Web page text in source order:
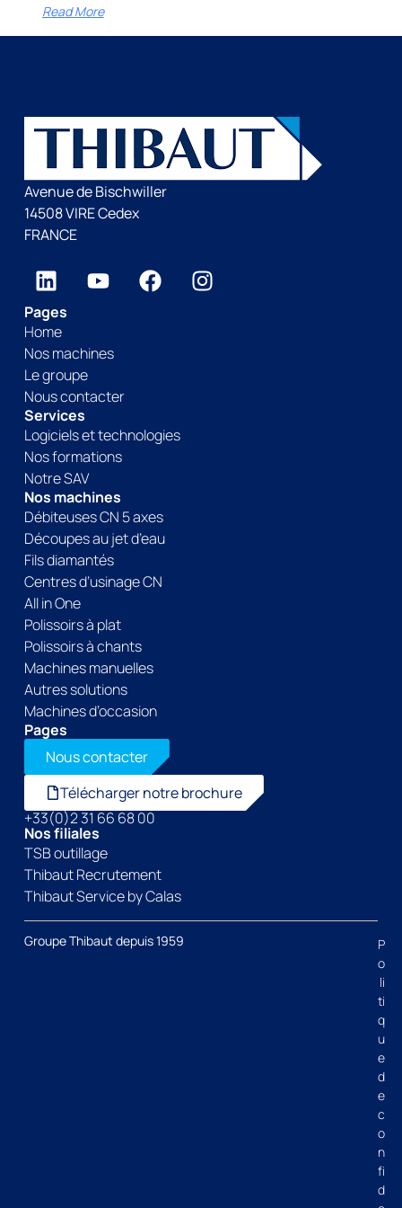
Read More
Avenue de Bischwiller
14508 VIRE Cedex
FRANCE
Pages
Home
Nos machines
Le groupe
Nous contacter
Services
Logiciels et technologies
Nos formations
Notre SAV
Nos machines
Débiteuses CN 5 axes
Découpes au jet d’eau
Fils diamantés
Centres d’usinage CN
All in One
Polissoirs à plat
Polissoirs à chants
Machines manuelles
Autres solutions
Machines d’occasion
Pages
Nous contacter
Télécharger notre brochure
+33(0)2 31 66 68 00
Nos filiales
TSB outillage
Thibaut Recrutement
Thibaut Service by Calas
Groupe Thibaut depuis 1959
P
o
li
ti
q
u
e
d
e
c
o
n
fi
d